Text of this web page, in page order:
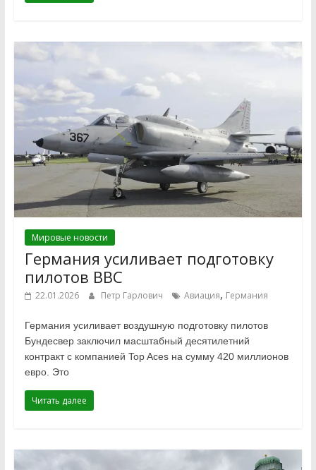
Мировые новости
Германия усиливает подготовку
пилотов ВВС
22.01.2026 Петр Гарлович Авиация, Германия
Германия усиливает воздушную подготовку пилотов
Бундесвер заключил масштабный десятилетний
контракт с компанией Top Aces на сумму 420 миллионов
евро. Это
Читать далее